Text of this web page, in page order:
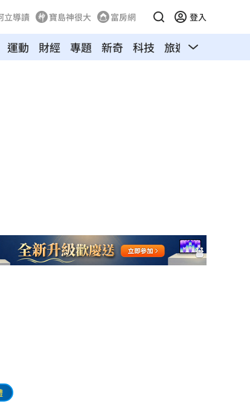
立導讀 寶島神很大 富房網 登入
運動 財經 專題 新奇 科技 旅遊 汽車